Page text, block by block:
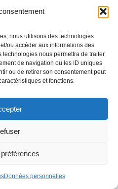
nous utilisons des technologies
ou accéder aux informations des
nous permettra de traiter
de navigation ou les ID uniques
ou de retirer son consentement peut
et fonctions.
Données personnelles
Mer